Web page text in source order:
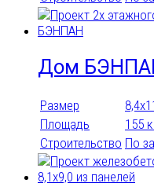
Дом
Размер
Площадь
155
Строительство По